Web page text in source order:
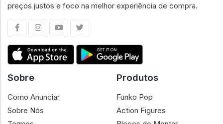
preços justos e foco na melhor experiência de compra.
Sobre
Como Anunciar
Sobre Nós
Produtos
Funko Pop
Action Figures